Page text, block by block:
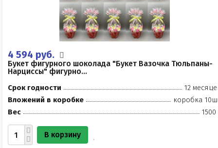
4 594 руб.
Букет фигурного шоколада "Букет Вазочка Тюльпаны-
Нарциссы" фигурно...
Срок годности
12
Вложений в коробке
коробка
Вес
1500
В корзину